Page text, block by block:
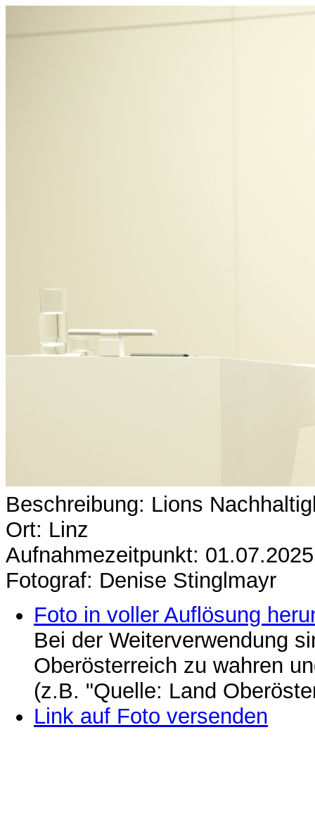
Beschreibung: Lions
Ort: Linz
Aufnahmezeitpunkt: 01.07.2025
Fotograf: Denise Stinglmayr
Foto in voller Auflösung
Bei der Weiterverwendung
Oberösterreich zu wahren
(z.B. "Quelle: Land
Link auf Foto versenden